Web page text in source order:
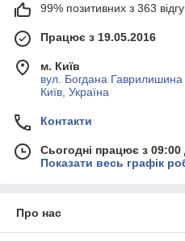
99% позитивних з 363
Працює з 19.05.2016
м. Київ
вул. Богдана
Київ, Україна
Контакти
Сьогодні працює з 09:00
Показати весь графік
Про нас